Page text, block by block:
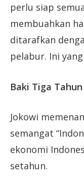
perlu siap
membuahkan
ditarafkan
pelabur. Ini
Baki Tiga Tahun
Jokowi
semangat
ekonomi
setahun.